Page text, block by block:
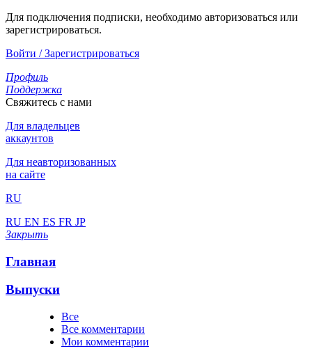
Для подключения подписки, необходимо авторизоваться или
зарегистрироваться.
Войти / Зарегистрироваться
Профиль
Поддержка
Свяжитесь с нами
Для владельцев
аккаунтов
Для неавторизованных
на сайте
RU
RU EN ES FR JP
Закрыть
Главная
Выпуски
Все
Все комментарии
Мои комментарии